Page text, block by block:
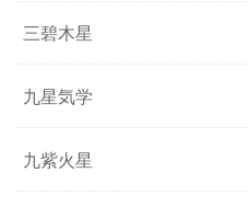
三碧木星
九星気学
九紫火星